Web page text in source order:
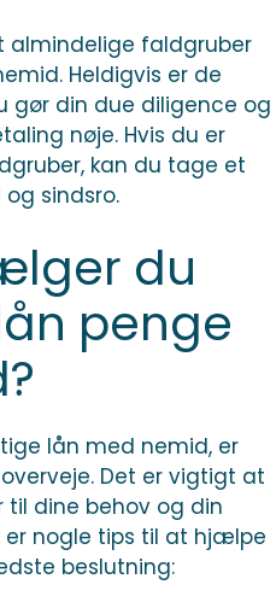
almindelige faldgruber
Heldigvis er de
gør din due diligence og
nøje. Hvis du er
kan du tage et
sindsro.
du
penge
lån med nemid, er
Det er vigtigt at
til dine behov og din
er nogle tips til at hjælpe
beslutning: